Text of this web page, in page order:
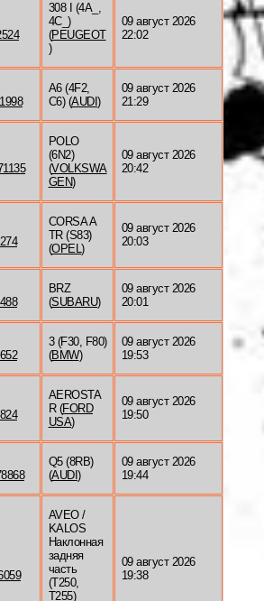
308 I (4A_,
4C_)
(PEUGEOT
)
09 август 2026
22:02
A6 (4F2,
C6) (AUDI )
09 август 2026
21:29
POLO
(6N2)
(VOLKSWA
GEN)
09 август 2026
20:42
CORSA A
TR (S83)
(OPEL)
09 август 2026
20:03
BRZ
(SUBARU)
09 август 2026
20:01
3 (F30, F80)
(BMW)
09 август 2026
19:53
AEROSTA
R (FORD
USA)
09 август 2026
19:50
Q5 (8RB)
(AUDI )
09 август 2026
19:44
AVEO /
KALOS
Наклонная
задняя
часть
(T250,
T255)
09 август 2026
19:38